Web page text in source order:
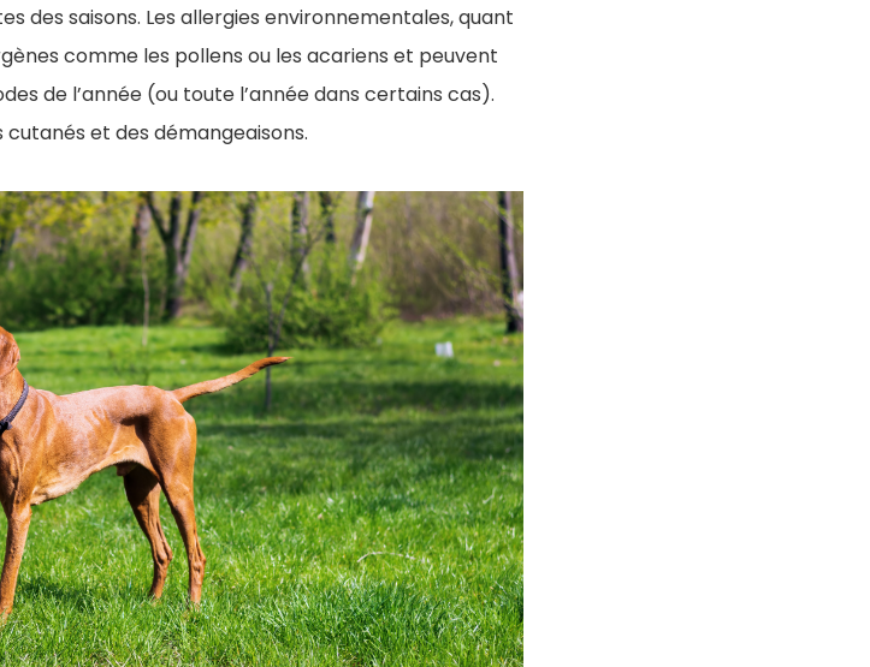
des saisons. Les allergies environnementales, quant
comme les pollens ou les acariens et peuvent
de l’année (ou toute l’année dans certains cas).
et des démangeaisons.